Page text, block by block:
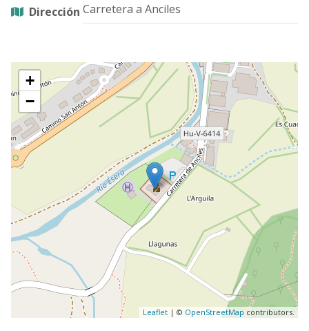
Dirección Carretera a Anciles
+
−
Leaflet | © OpenStreetMap contributors.